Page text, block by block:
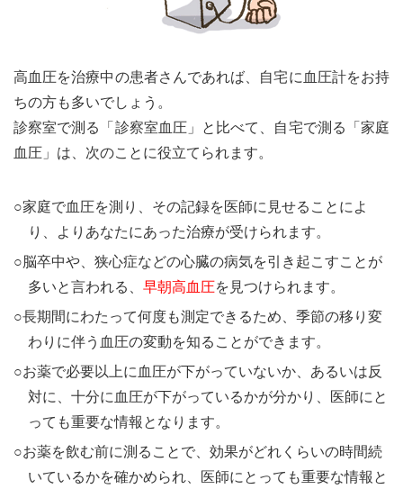
高血圧を治療中の患者さんであれば、自宅に血圧計をお持
ちの方も多いでしょう。
診察室で測る「診察室血圧」と比べて、自宅で測る「家庭
血圧」は、次のことに役立てられます。
○家庭で血圧を測り、その記録を医師に見せることによ
り、よりあなたにあった治療が受けられます。
○脳卒中や、狭心症などの心臓の病気を引き起こすことが
多いと言われる、 早朝高血圧を見つけられます。
○長期間にわたって何度も測定できるため、季節の移り変
わりに伴う血圧の変動を知ることができます。
○お薬で必要以上に血圧が下がっていないか、あるいは反
対に、十分に血圧が下がっているかが分かり、医師にと
っても重要な情報となります。
○お薬を飲む前に測ることで、効果がどれくらいの時間続
いているかを確かめられ、医師にとっても重要な情報と